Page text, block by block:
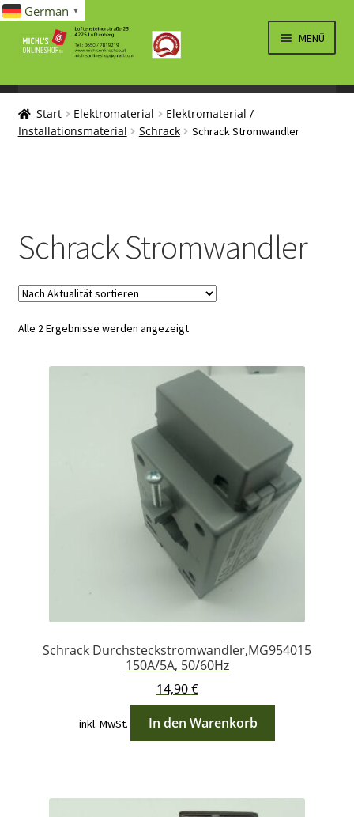
Navigation
Inhalt
MENÜ
SPIELWAREN/BAUSÄTZE
ÖFFNEN
ELEKTRO
Start Elektromaterial
Elektromaterial /
Installationsmaterial
Schrack Schrack Stromwandler
Schrack Stromwandler
Alle 2 Ergebnisse werden angezeigtNach
Schrack Durchsteckstromwandler,MG954015
150A/5A, 50/60Hz
14,90€
inkl. MwSt. In den Warenkorb
German ▼